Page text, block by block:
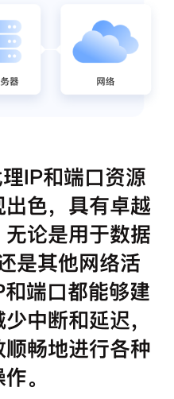
IP和端口资源
色，具有卓越
论是用于数据
是其他网络活
端口都能够建
中断和延迟，
畅地进行各种
。